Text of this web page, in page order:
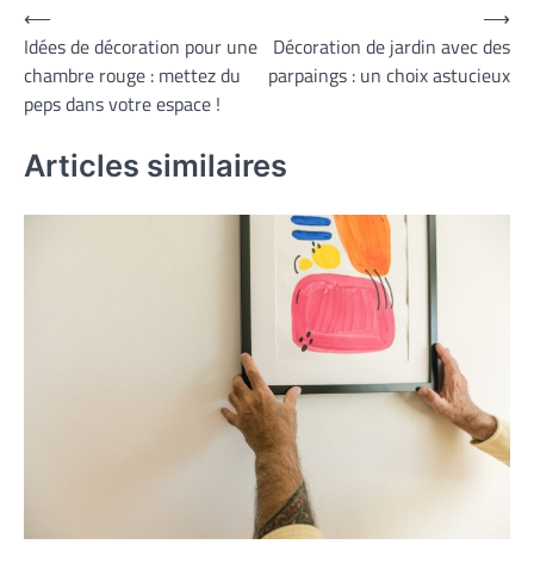
Navigation
de
l’article
⟵
Idées de décoration pour une
chambre rouge : mettez du
peps dans votre espace !
Décoration de jardin avec des
parpaings : un choix astucieux
⟶
Articles similaires